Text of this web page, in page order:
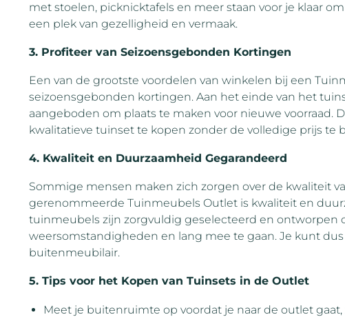
met stoelen, picknicktafels en meer staan voor je klaar
een plek van gezelligheid en vermaak.
3. Profiteer van Seizoensgebonden Kortingen
Een van de grootste voordelen van winkelen bij een
seizoensgebonden kortingen. Aan het einde van het
aangeboden om plaats te maken voor nieuwe voorraad.
kwalitatieve tuinset te kopen zonder de volledige prijs te
4. Kwaliteit en Duurzaamheid Gegarandeerd
Sommige mensen maken zich zorgen over de kwaliteit
gerenommeerde Tuinmeubels Outlet is kwaliteit en
tuinmeubels zijn zorgvuldig geselecteerd en ontworpen
weersomstandigheden en lang mee te gaan. Je kunt
buitenmeubilair.
5. Tips voor het Kopen van Tuinsets in de Outlet
Meet je buitenruimte op voordat je naar de outlet